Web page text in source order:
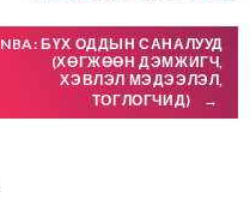
NBA: БҮХ ОДДЫН САНАЛУУД
(ХӨГЖӨӨН ДЭМЖИГЧ,
ХЭВЛЭЛ МЭДЭЭЛЭЛ,
ТОГЛОГЧИД)
→